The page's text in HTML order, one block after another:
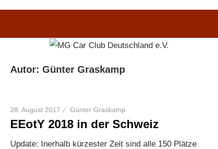
Autor:Günter Graskamp
28. August 2017 Günter Graskamp
EEotY 2018 in der Schweiz
Update: Inerhalb kürzester Zeit sind alle 150 Plätze